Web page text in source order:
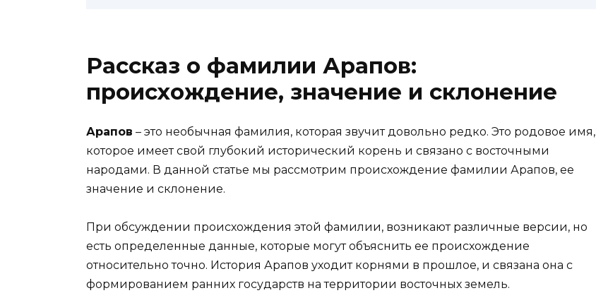
Рассказ о фамилии Арапов:
происхождение, значение и склонение
Арапов – это необычная фамилия, которая звучит довольно редко. Это родовое имя,
которое имеет свой глубокий исторический корень и связано с восточными
народами. В данной статье мы рассмотрим происхождение фамилии Арапов, ее
значение и склонение.
При обсуждении происхождения этой фамилии, возникают различные версии, но
есть определенные данные, которые могут объяснить ее происхождение
относительно точно. История Арапов уходит корнями в прошлое, и связана она с
формированием ранних государств на территории восточных земель.